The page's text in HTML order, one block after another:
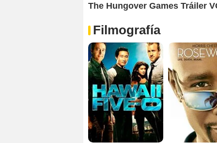
The Hungover Games Tráiler
Filmografía